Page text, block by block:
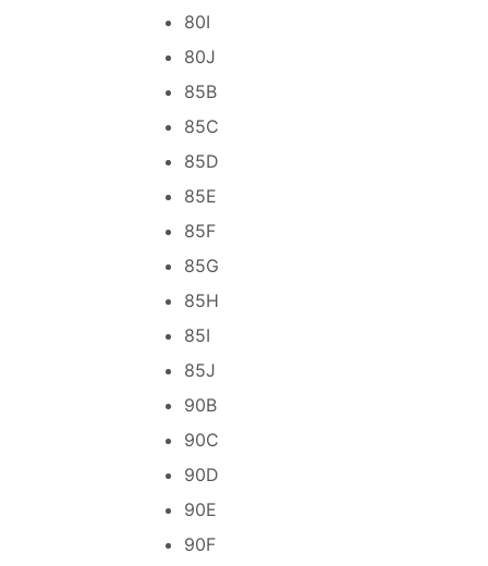
80I
80J
85B
85C
85D
85E
85F
85G
85H
85I
85J
90B
90C
90D
90E
90F